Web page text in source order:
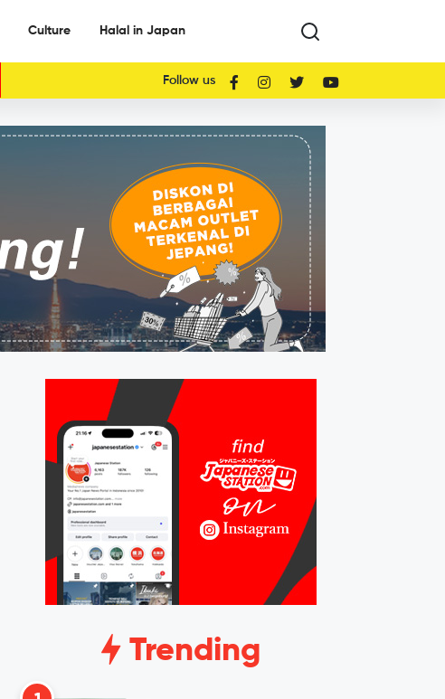
Culture Halal in Japan
Follow us
Trending